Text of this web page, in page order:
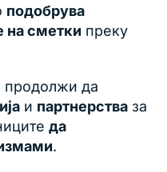
подобрува
на сметки преку
продолжи да
и партнерства за
да
.